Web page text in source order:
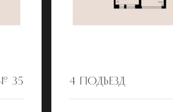
35 4 ПОДЪЕЗД